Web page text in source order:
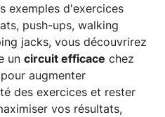
exemples d'exercices
push-ups, walking
jacks, vous découvrirez
un circuit efficace chez
augmenter
des exercices et rester
vos résultats,